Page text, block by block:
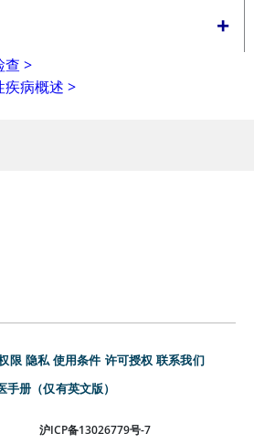
查 >
疾病概述 >
限 隐私 使用条件 许可授权 联系我们
手册（仅有英文版）
沪ICP备13026779号-7